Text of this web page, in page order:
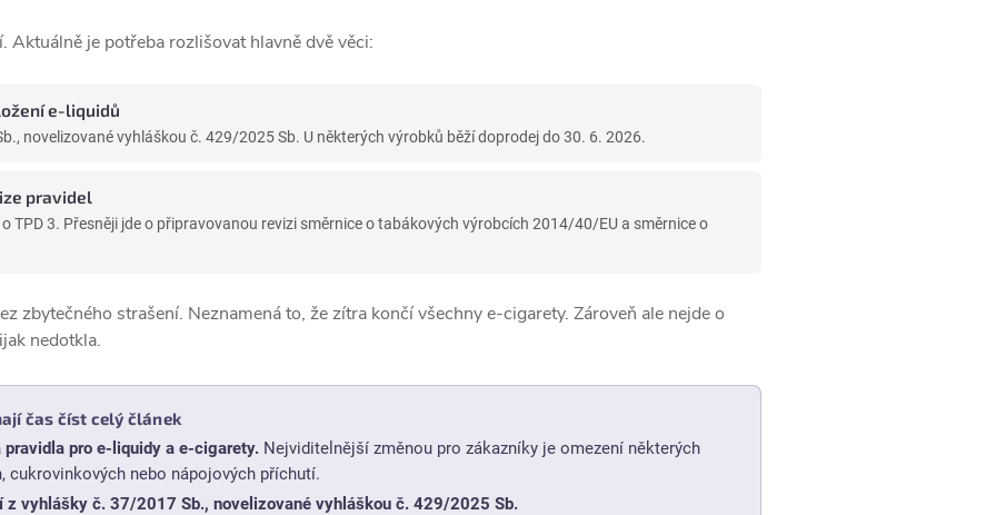
Aktuálně je potřeba rozlišovat hlavně dvě věci:
e-liquidů
novelizované vyhláškou č. 429/2025 Sb. U některých výrobků běží doprodej do 30. 6. 2026.
pravidel
TPD 3. Přesněji jde o připravovanou revizi směrnice o tabákových výrobcích 2014/40/EU a směrnice o
zbytečného strašení. Neznamená to, že zítra končí všechny e-cigarety. Zároveň ale nejde o
nedotkla.
čas číst celý článek
pro e-liquidy a e-cigarety.Nejviditelnější změnou pro zákazníky je omezení některých
cukrovinkových nebo nápojových příchutí.
z vyhlášky č. 37/2017 Sb., novelizované vyhláškou č. 429/2025 Sb.